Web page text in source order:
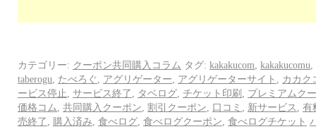
カテゴリー: クーポン共同購入コラム タグ: kakakucom kakakucomu
taberogu
たべろぐ アグリゲーター アグリゲーターサイト
カカク
ービス停止
サービス終了 タベログ チケット印刷
プレミアムク
価格コム
共同購入クーポン 割引クーポン 口コミ 新サービス
有
売終了
購入済み 食べログ 食べログクーポン 食べログチケット